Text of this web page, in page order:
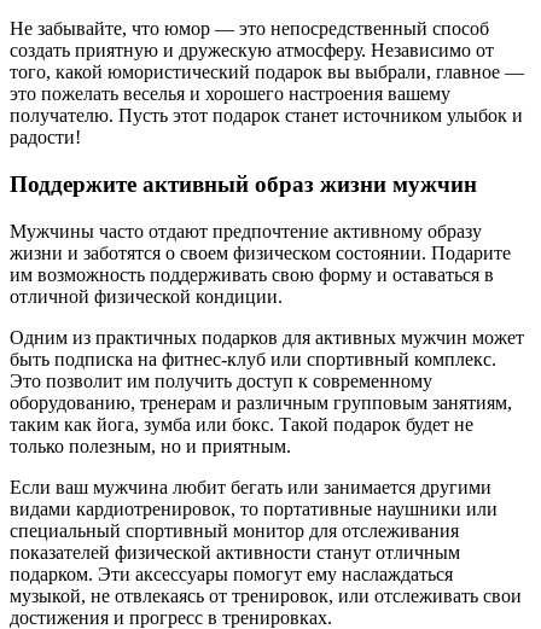
Не забывайте, что юмор — это непосредственный способ
создать приятную и дружескую атмосферу. Независимо от
того, какой юмористический подарок вы выбрали, главное —
это пожелать веселья и хорошего настроения вашему
получателю. Пусть этот подарок станет источником улыбок и
радости!
Поддержите активный образ жизни мужчин
Мужчины часто отдают предпочтение активному образу
жизни и заботятся о своем физическом состоянии. Подарите
им возможность поддерживать свою форму и оставаться в
отличной физической кондиции.
Одним из практичных подарков для активных мужчин может
быть подписка на фитнес-клуб или спортивный комплекс.
Это позволит им получить доступ к современному
оборудованию, тренерам и различным групповым занятиям,
таким как йога, зумба или бокс. Такой подарок будет не
только полезным, но и приятным.
Если ваш мужчина любит бегать или занимается другими
видами кардиотренировок, то портативные наушники или
специальный спортивный монитор для отслеживания
показателей физической активности станут отличным
подарком. Эти аксессуары помогут ему наслаждаться
музыкой, не отвлекаясь от тренировок, или отслеживать свои
достижения и прогресс в тренировках.